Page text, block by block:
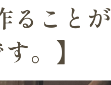
こと
。】